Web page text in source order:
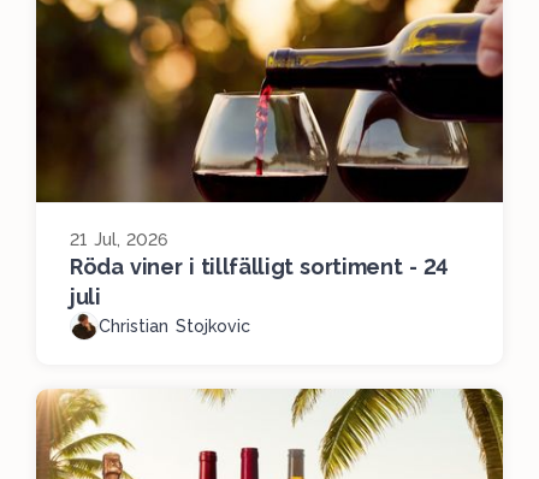
21 Jul, 2026
Röda viner i tillfälligt sortiment - 24
juli
Christian Stojkovic